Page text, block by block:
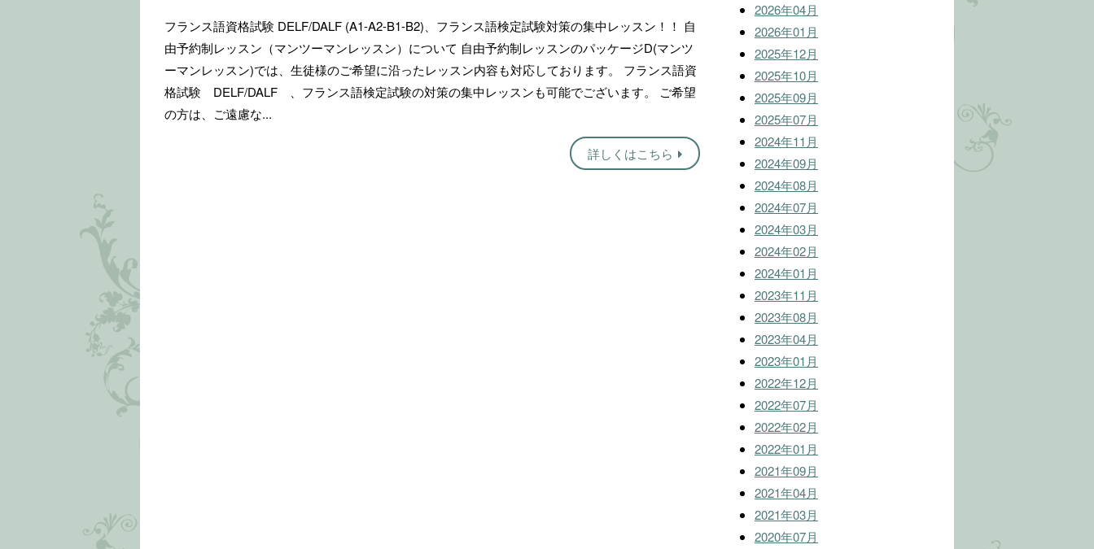
フランス語資格試験 DELF/DALF (A1-A2-B1-B2)、フランス語検定試験対策の集中レッスン！！ 自
由予約制レッスン（マンツーマンレッスン）について 自由予約制レッスンのパッケージD(マンツ
ーマンレッスン)では、生徒様のご希望に沿ったレッスン内容も対応しております。 フランス語資
格試験 DELF/DALF 、フランス語検定試験の対策の集中レッスンも可能でございます。 ご希望
の方は、ご遠慮な...
詳しくはこちら
2026年04月
2026年01月
2025年12月
2025年10月
2025年09月
2025年07月
2024年11月
2024年09月
2024年08月
2024年07月
2024年03月
2024年02月
2024年01月
2023年11月
2023年08月
2023年04月
2023年01月
2022年12月
2022年07月
2022年02月
2022年01月
2021年09月
2021年04月
2021年03月
2020年07月